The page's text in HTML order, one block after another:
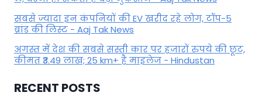
सबसे ज्यादा इन कंपनियों की EV खरीद रहे लोग, टॉप-5
ब्रांड की लिस्ट - Aaj Tak News
अगस्त में देश की सबसे सस्ती कार पर हजारों रुपये की छूट,
कीमत ₹3.49 लाख; 25 km+ है माइलेज - Hindustan
RECENT POSTS